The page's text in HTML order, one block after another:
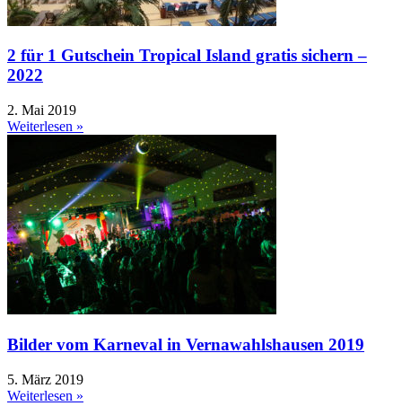
2 für 1 Gutschein Tropical Island gratis sichern –
2022
2. Mai 2019
Weiterlesen »
Bilder vom Karneval in Vernawahlshausen 2019
5. März 2019
Weiterlesen »